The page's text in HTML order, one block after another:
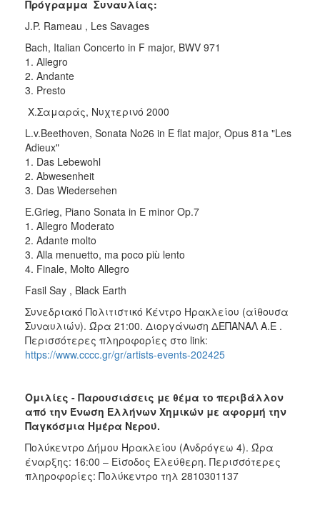
Πρόγραμμα Συναυλίας:
J.P. Rameau , Les Savages
Bach, Italian Concerto in F major, BWV 971
1. Allegro
2. Andante
3. Presto
Χ.Σαμαράς, Νυχτερινό 2000
L.v.Beethoven, Sonata No26 in E flat major, Opus 81a "Les
Adieux"
1. Das Lebewohl
2. Abwesenheit
3. Das Wiedersehen
E.Grieg, Piano Sonata in E minor Op.7
1. Allegro Moderato
2. Adante molto
3. Alla menuetto, ma poco più lento
4. Finale, Molto Allegro
Fasil Say , Black Earth
Συνεδριακό Πολιτιστικό Κέντρο Ηρακλείου (αίθουσα
Συναυλιών). Ώρα 21:00. Διοργάνωση ΔΕΠΑΝΑΛ Α.Ε .
Περισσότερες πληροφορίες στο link:
https://www.cccc.gr/gr/artists-events-202425
Ομιλίες - Παρουσιάσεις με θέμα το περιβάλλον
από την Ένωση Ελλήνων Χημικών με αφορμή την
Παγκόσμια Ημέρα Νερού.
Πολύκεντρο Δήμου Ηρακλείου (Ανδρόγεω 4). Ώρα
έναρξης: 16:00 – Είσοδος Ελεύθερη. Περισσότερες
πληροφορίες: Πολύκεντρο τηλ 2810301137